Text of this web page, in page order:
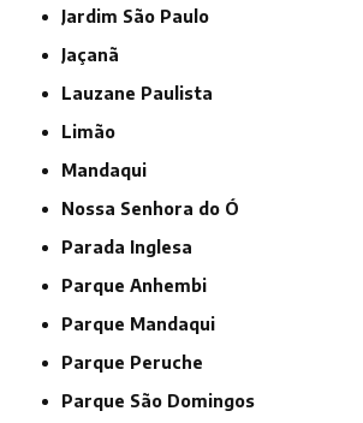
Jardim São Paulo
Jaçanã
Lauzane Paulista
Limão
Mandaqui
Nossa Senhora do Ó
Parada Inglesa
Parque Anhembi
Parque Mandaqui
Parque Peruche
Parque São Domingos